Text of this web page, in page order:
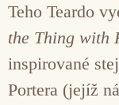
Teho Teardo
the Thing with
inspirované
Portera (jejíž